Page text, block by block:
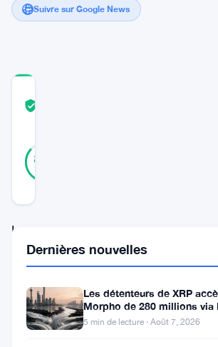
Suivre sur Google News
86
Le
paysage
monnaie
Dernières nouvelles
Les détenteurs de XRP
Morpho de 280 millions via
emprunter des RLUSD
5 min de lecture · Août 7, 2026